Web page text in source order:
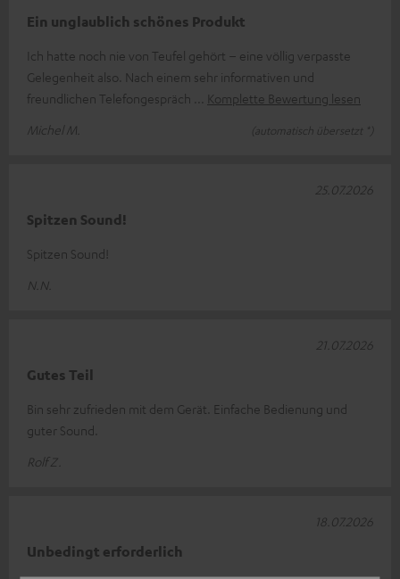
Ein unglaublich schönes Produkt
Ich hatte noch nie von Teufel gehört – eine völlig verpasste
Gelegenheit also. Nach einem sehr informativen und
freundlichen Telefongespräch
Komplette Bewertung lesen
Michel M.
(automatisch übersetzt *)
Spitzen Sound!
Spitzen Sound!
N.N.
25.07.2026
Gutes Teil
Bin sehr zufrieden mit dem Gerät. Einfache Bedienung und
guter Sound.
Rolf Z.
21.07.2026
Unbedingt erforderlich
18.07.2026